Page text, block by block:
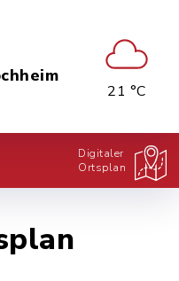
21 °C
Digitaler
Ortsplan